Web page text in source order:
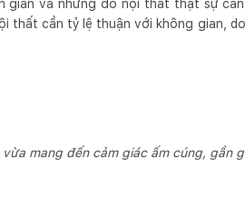
giản và những đồ nội thất thật sự
thất cần tỷ lệ thuận với không gian,
mang đến cảm giác ấm cúng, gần